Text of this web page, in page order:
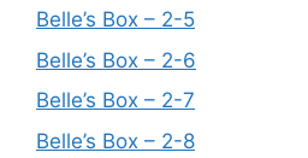
Belle’s Box – 2-5
Belle’s Box – 2-6
Belle’s Box – 2-7
Belle’s Box – 2-8